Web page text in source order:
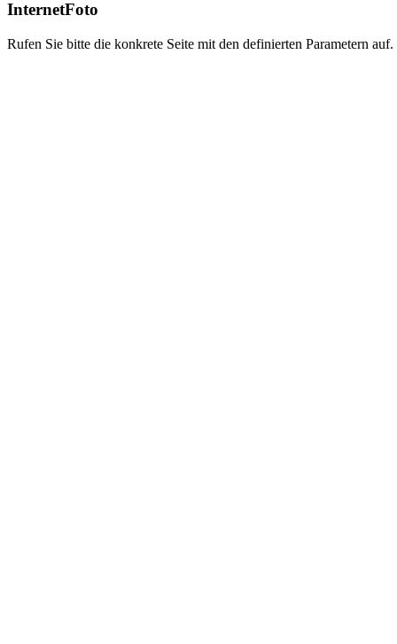
InternetFoto
Rufen Sie bitte die konkrete Seite mit den definierten Parametern auf.